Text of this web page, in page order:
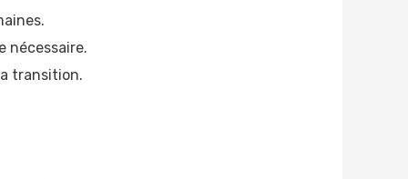
nécessaire.
transition.